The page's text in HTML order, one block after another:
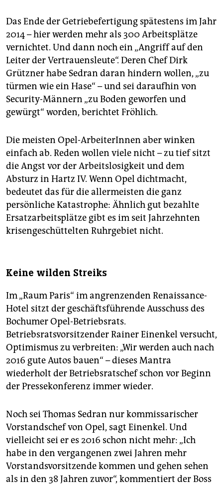
Das Ende der Getriebefertigung spätestens im Jahr
2014 – hier werden mehr als 300 Arbeitsplätze
vernichtet. Und dann noch ein „Angriff auf den
Leiter der Vertrauensleute“. Deren Chef Dirk
Grützner habe Sedran daran hindern wollen, „zu
türmen wie ein Hase“ – und sei daraufhin von
Security-Männern „zu Boden geworfen und
gewürgt“ worden, berichtet Fröhlich.
Die meisten Opel-ArbeiterInnen aber winken
einfach ab. Reden wollen viele nicht – zu tief sitzt
die Angst vor der Arbeitslosigkeit und dem
Absturz in Hartz IV. Wenn Opel dichtmacht,
bedeutet das für die allermeisten die ganz
persönliche Katastrophe: Ähnlich gut bezahlte
Ersatzarbeitsplätze gibt es im seit Jahrzehnten
krisengeschüttelten Ruhrgebiet nicht.
Keine wilden Streiks
Im „Raum Paris“ im angrenzenden Renaissance-
Hotel sitzt der geschäftsführende Ausschuss des
Bochumer Opel-Betriebsrats.
Betriebsratsvorsitzender Rainer Einenkel versucht,
Optimismus zu verbreiten: „Wir werden auch nach
2016 gute Autos bauen“ – dieses Mantra
wiederholt der Betriebsratschef schon vor Beginn
der Pressekonferenz immer wieder.
Noch sei Thomas Sedran nur kommissarischer
Vorstandschef von Opel, sagt Einenkel. Und
vielleicht sei er es 2016 schon nicht mehr: „Ich
habe in den vergangenen zwei Jahren mehr
Vorstandsvorsitzende kommen und gehen sehen
als in den 38 Jahren zuvor“, kommentiert der Boss